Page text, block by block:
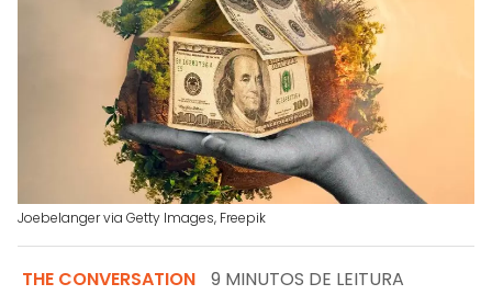
Joebelanger via Getty Images, Freepik
THE CONVERSATION 9 MINUTOS DE LEITURA